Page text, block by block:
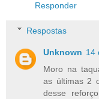
Responder
Respostas
Unknown 14
Moro na
as últimas 2
desse